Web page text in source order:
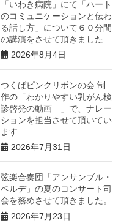
「いわき病院」にて「ハート
のコミュニケーションと伝わ
る話し方」について６０分間
の講演をさせて頂きました
2026年8月4日
つくばピンクリボンの会 制
作の「わかりやすい乳がん検
診啓発の動画 」で、ナレー
ションを担当させて頂いてい
ます
2026年7月31日
弦楽合奏団「アンサンブル・
ベルデ」の夏のコンサート司
会を務めさせて頂きました。
2026年7月23日